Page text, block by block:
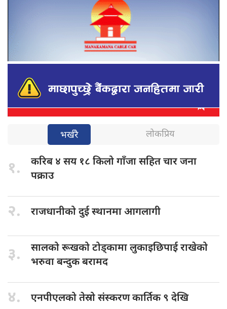
भर्खरै लोकप्रिय
१. करिब ४ सय १८ किलो गाँजा सहित चार जना
पक्राउ
२. राजधानीको दुईस्थानमा आगलागी
३. सालको रूखकोटोड्कामा लुकाइछिपाई राखेको
भरुवा बन्दुक बरामद
४. एनपीएलको तेस्रोसंस्करण कार्तिक ९ देखि